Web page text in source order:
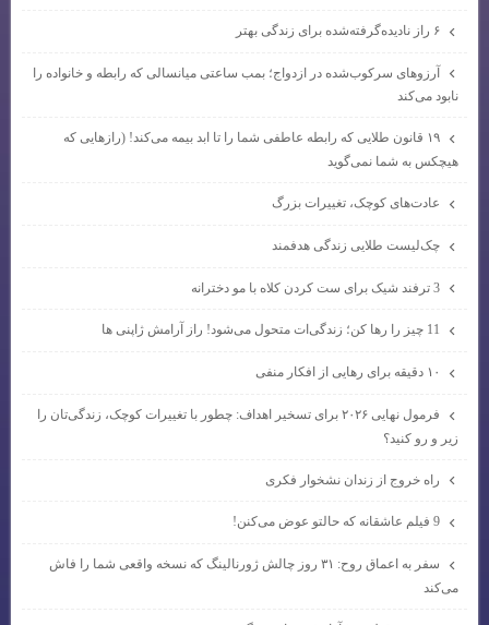
۶ راز نادیده‌گرفته‌شده برای زندگی بهتر
آرزوهای سرکوب‌شده در ازدواج؛ بمب ساعتی میانسالی که رابطه و خانواده را
نابود می‌کند
۱۹ قانون طلایی که رابطه عاطفی شما را تا ابد بیمه می‌کند! (رازهایی که
هیچکس به شما نمی‌گوید
عادت‌های کوچک، تغییرات بزرگ
چک‌لیست طلایی زندگی هدفمند
3 ترفند شیک برای ست کردن کلاه با مو دخترانه
11 چیز را رها کن؛ زندگی‌ات متحول می‌شود! راز آرامش ژاپنی ها
۱۰ دقیقه برای رهایی از افکار منفی
فرمول نهایی ۲۰۲۶ برای تسخیر اهداف: چطور با تغییرات کوچک، زندگی‌تان را
زیر و رو کنید؟
راه خروج از زندان نشخوار فکری
9 فیلم عاشقانه که حالتو عوض می‌کنن!
سفر به اعماق روح: ۳۱ روز چالش ژورنالینگ که نسخه واقعی شما را فاش
می‌کند